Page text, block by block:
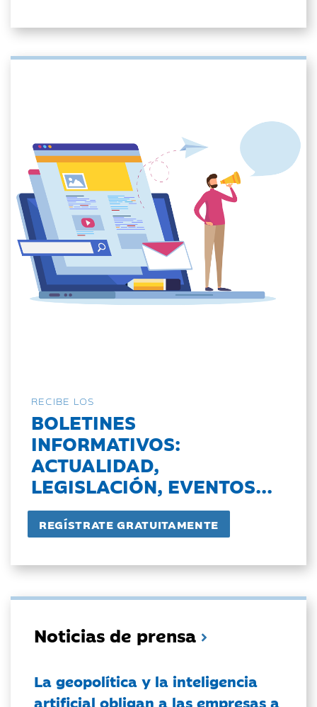
RECIBE LOS
BOLETINES
INFORMATIVOS:
ACTUALIDAD,
LEGISLACIÓN, EVENTOS...
Noticias de prensa
La geopolítica y la inteligencia
artificial obligan a las empresas a